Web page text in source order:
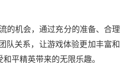
的机会，通过充分的准备、合理
队关系，让游戏体验更加丰富和
平精英带来的无限乐趣。